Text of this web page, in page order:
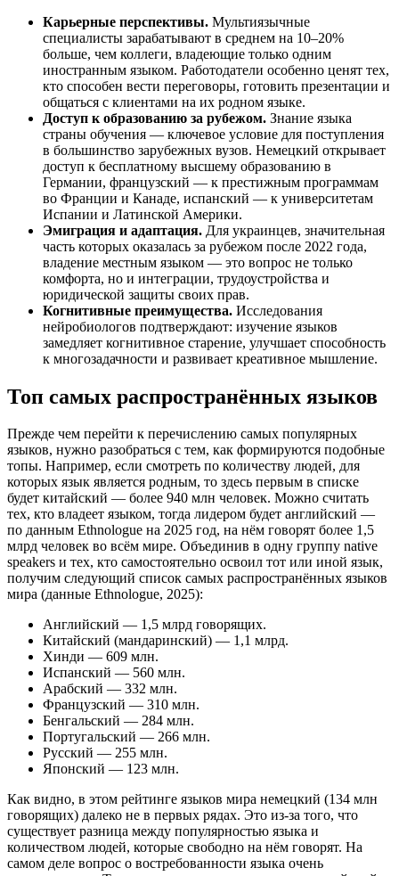
Карьерные перспективы. Мультиязычные
специалисты зарабатывают в среднем на 10–20%
больше, чем коллеги, владеющие только одним
иностранным языком. Работодатели особенно ценят тех,
кто способен вести переговоры, готовить презентации и
общаться с клиентами на их родном языке.
Доступ к образованию за рубежом. Знание языка
страны обучения — ключевое условие для поступления
в большинство зарубежных вузов. Немецкий открывает
доступ к бесплатному высшему образованию в
Германии, французский — к престижным программам
во Франции и Канаде, испанский — к университетам
Испании и Латинской Америки.
Эмиграция и адаптация. Для украинцев, значительная
часть которых оказалась за рубежом после 2022 года,
владение местным языком — это вопрос не только
комфорта, но и интеграции, трудоустройства и
юридической защиты своих прав.
Когнитивные преимущества. Исследования
нейробиологов подтверждают: изучение языков
замедляет когнитивное старение, улучшает способность
к многозадачности и развивает креативное мышление.
Топ самых распространённых языков
Прежде чем перейти к перечислению самых популярных
языков, нужно разобраться с тем, как формируются подобные
топы. Например, если смотреть по количеству людей, для
которых язык является родным, то здесь первым в списке
будет китайский — более 940 млн человек. Можно считать
тех, кто владеет языком, тогда лидером будет английский —
по данным Ethnologue на 2025 год, на нём говорят более 1,5
млрд человек во всём мире. Объединив в одну группу native
speakers и тех, кто самостоятельно освоил тот или иной язык,
получим следующий список самых распространённых языков
мира (данные Ethnologue, 2025):
Английский — 1,5 млрд говорящих.
Китайский (мандаринский) — 1,1 млрд.
Хинди — 609 млн.
Испанский — 560 млн.
Арабский — 332 млн.
Французский — 310 млн.
Бенгальский — 284 млн.
Португальский — 266 млн.
Русский — 255 млн.
Японский — 123 млн.
Как видно, в этом рейтинге языков мира немецкий (134 млн
говорящих) далеко не в первых рядах. Это из-за того, что
существует разница между популярностью языка и
количеством людей, которые свободно на нём говорят. На
самом деле вопрос о востребованности языка очень